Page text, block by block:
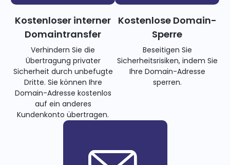
Kostenloser interner
Domaintransfer
Verhindern Sie die
Übertragung privater
Sicherheit durch unbefugte
Dritte. Sie können Ihre
Domain-Adresse kostenlos
auf ein anderes
Kundenkonto übertragen.
Kostenlose Domain-
Sperre
Beseitigen Sie
Sicherheitsrisiken, indem Sie
Ihre Domain-Adresse
sperren.